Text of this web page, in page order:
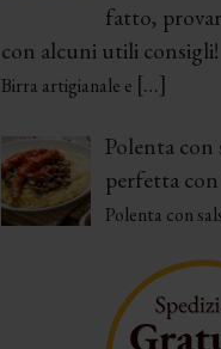
fatto,
con alcuni utili consigli!
Birra artigianale e […]
Polenta con
perfetta con
Polenta con